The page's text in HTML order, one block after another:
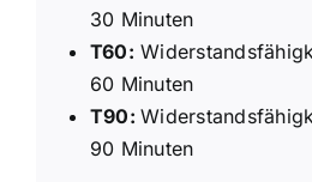
30 Minuten
T60:
60 Minuten
T90:
90 Minuten